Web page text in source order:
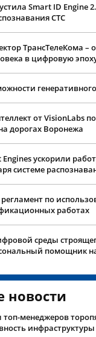
Smart ID Engine
СТС
ТрансТелеКома –
в цифровую
от VisionLabs
дорогах Воронежа
Engines ускорили
системе
по
работах
среды
помощник
новости
менеджеров
инфраструктуры